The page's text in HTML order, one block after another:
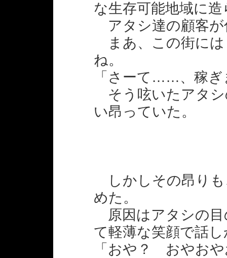
な生存可能地域に
アタシ達の顧客
まあ、この街には
ね。
「さーて……、稼ぎ
そう呟いたアタシ
い昂っていた。
しかしその昂りも
めた。
原因はアタシの目
て軽薄な笑顔で話
「おや？ おやお